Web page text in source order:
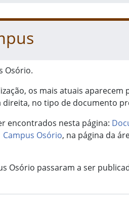
Osório.
os mais atuais aparecem
direita, no tipo de documento
encontrados nesta página:
Osório, na página da
Osório passaram a ser